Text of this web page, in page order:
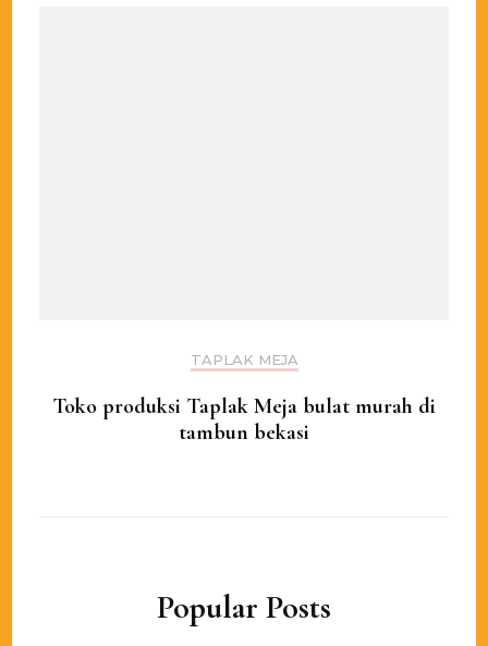
TAPLAK MEJA
Toko produksi Taplak Meja bulat murah di
tambun bekasi
Popular Posts